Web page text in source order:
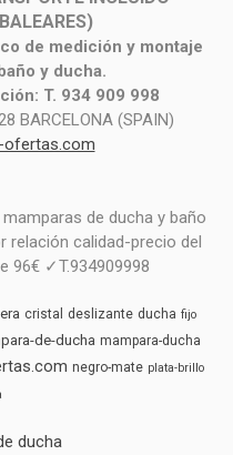
de medición y montaje
y ducha.
T. 934 909 998
BARCELONA (SPAIN)
ofertas.com
de ducha y baño
calidad-precio del
96€ ✓T.934909998
cristal deslizante ducha fijo
de-ducha mampara-ducha
negro-mate plata-brillo
ducha